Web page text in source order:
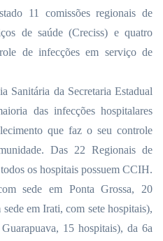
11 comissões regionais de
de saúde (Creciss) e quatro
de infecções em serviço de
Sanitária da Secretaria Estadual
das infecções hospitalares
que faz o seu controle
Das 22 Regionais de
os hospitais possuem CCIH.
sede em Ponta Grossa, 20
em Irati, com sete hospitais),
15 hospitais), da 6a